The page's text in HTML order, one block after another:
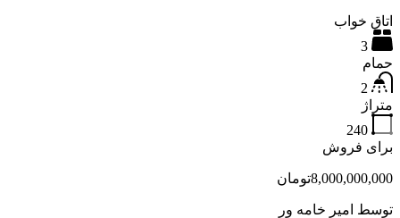
اتاق خواب
3
حمام
2
متراژ
240
برای فروش
8,000,000,000تومان
توسط امیر خامه ور